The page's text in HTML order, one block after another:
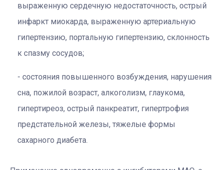
выраженную сердечную недостаточность, острый
инфаркт миокарда, выраженную артериальную
гипертензию, портальную гипертензию, склонность
к спазму сосудов;
состояния повышенного возбуждения, нарушения
сна, пожилой возраст, алкоголизм, глаукома,
гипертиреоз, острый панкреатит, гипертрофия
предстательной железы, тяжелые формы
сахарного диабета.